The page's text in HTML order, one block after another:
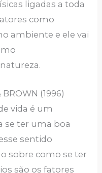
ligadas a toda
como
ambiente e ele vai
(1996)
vida é um
se ter uma boa
sentido
sobre como se ter
são os fatores